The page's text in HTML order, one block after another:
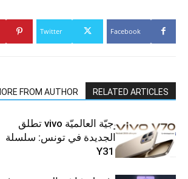
Facebook
Twitter
RELATED ARTICLES
FROM AUTHOR
العلامة التّكنولوجيّة العالميّة vivo تطلق
هواتفها الذكيّة الجديدة في تونس: سلسلة
V70 وسلسلة Y31